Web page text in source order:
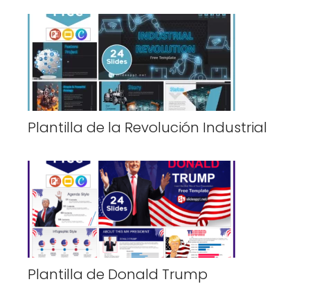
Plantilla de la Revolución Industrial
Plantilla de Donald Trump